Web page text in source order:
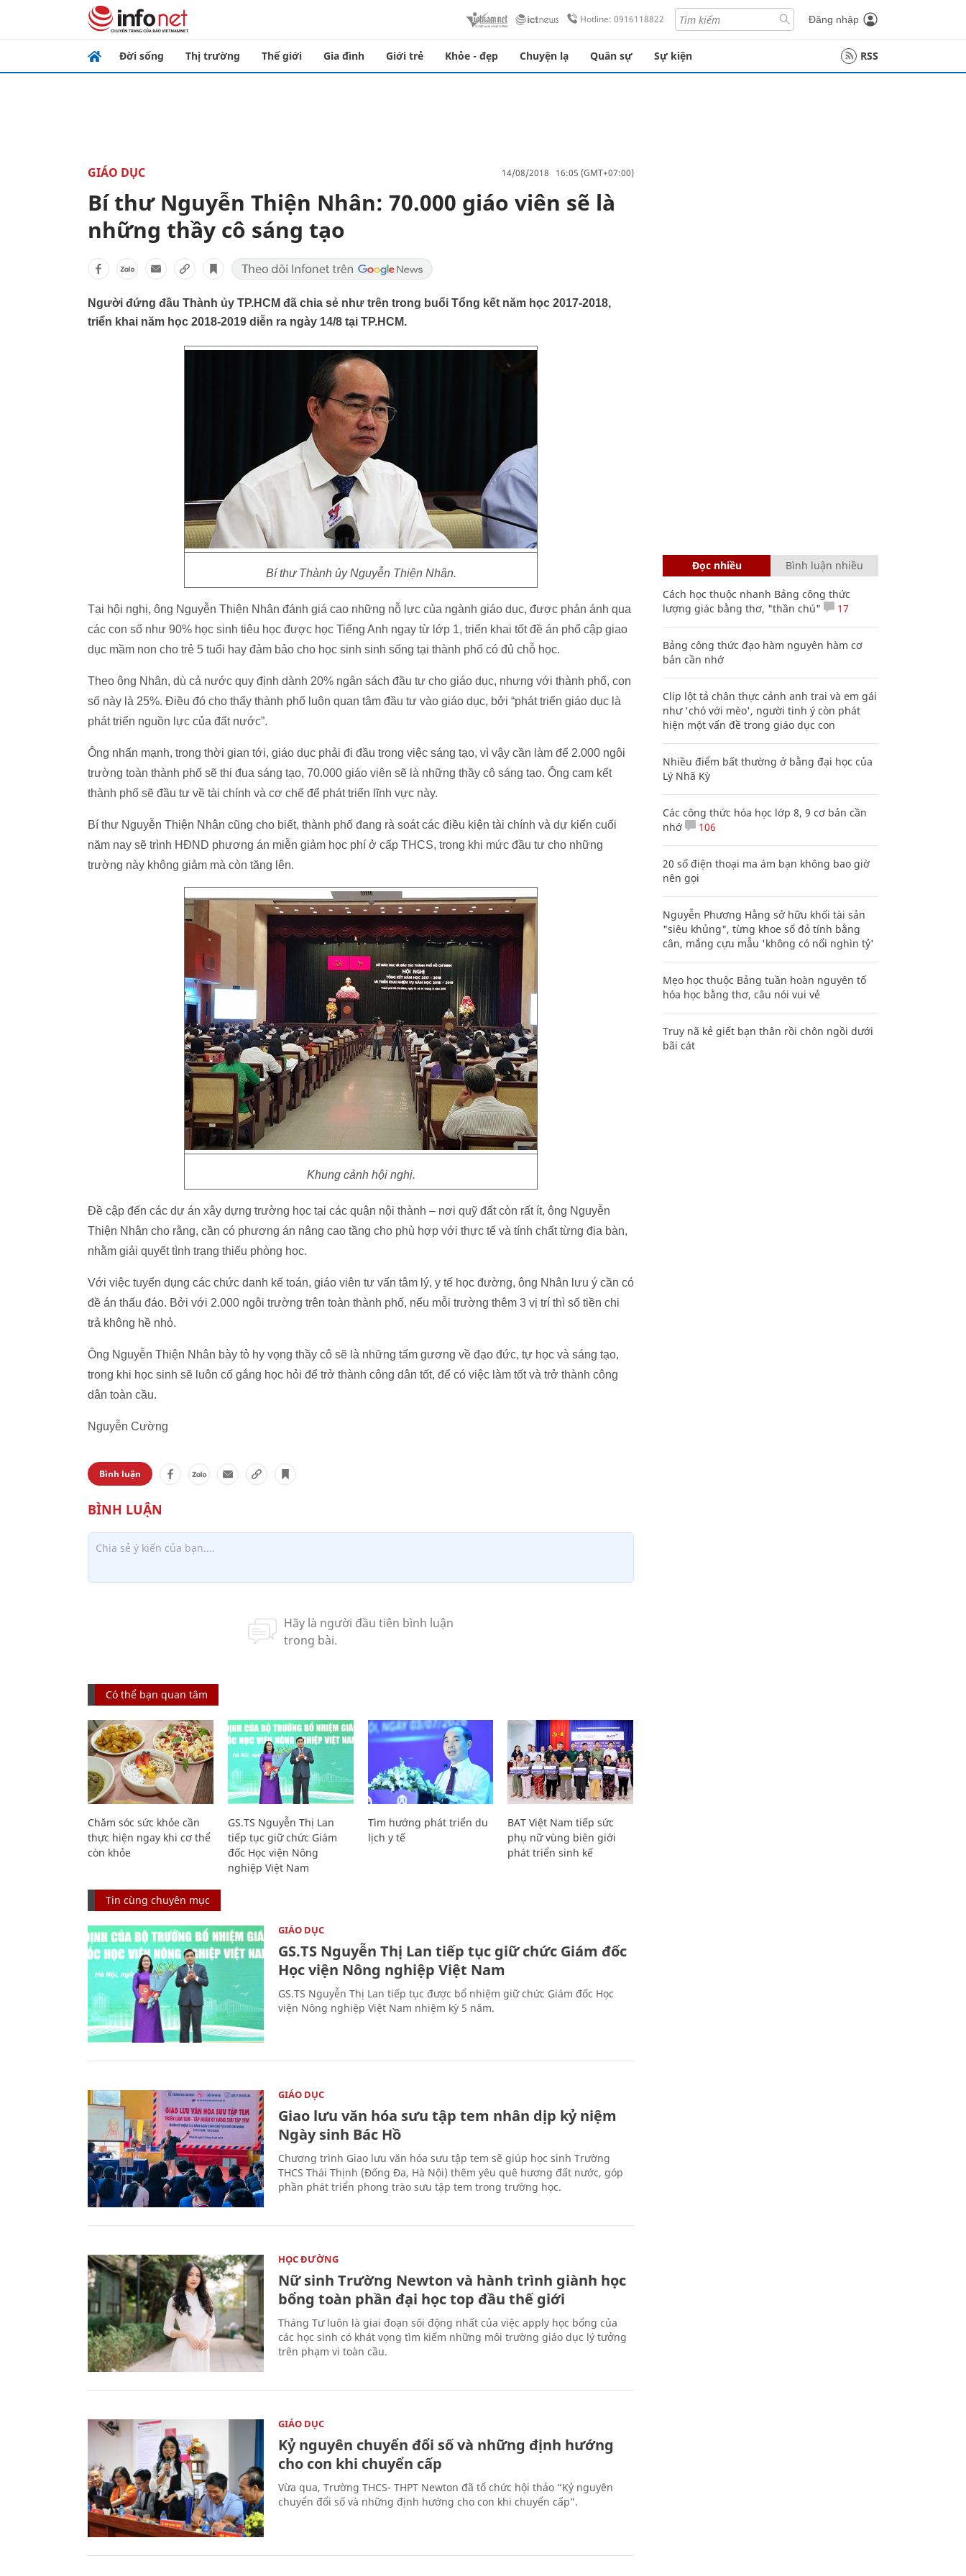
Hotline: 0916118822 Đăng nhập
Đời sống Thị trường Thế giới Gia đình Giới trẻ Khỏe - đẹp Chuyện lạ Quân sự Sự kiện RSS
GIÁO DỤC 14/08/2018 16:05 (GMT+07:00)
Bí thư Nguyễn Thiện Nhân: 70.000 giáo viên sẽ là
những thầy cô sáng tạo
Người đứng đầu Thành ủy TP.HCM đã chia sẻ như trên trong buổi Tổng kết năm học 2017-2018,
triển khai năm học 2018-2019 diễn ra ngày 14/8 tại TP.HCM.
Bí thư Thành ủy Nguyễn Thiện Nhân.
Tại hội nghị, ông Nguyễn Thiện Nhân đánh giá cao những nỗ lực của ngành giáo dục, được phản ánh qua
các con số như 90% học sinh tiêu học được học Tiếng Anh ngay từ lớp 1, triển khai tốt đề án phổ cập giao
dục mầm non cho trẻ 5 tuổi hay đảm bảo cho học sinh sinh sống tại thành phố có đủ chỗ học.
Theo ông Nhân, dù cả nước quy định dành 20% ngân sách đầu tư cho giáo dục, nhưng với thành phố, con
số này là 25%. Điều đó cho thấy thành phố luôn quan tâm đầu tư vào giáo dục, bởi “phát triển giáo dục là
phát triển nguồn lực của đất nước”.
Ông nhấn mạnh, trong thời gian tới, giáo dục phải đi đầu trong việc sáng tạo, vì vậy cần làm để 2.000 ngôi
trường toàn thành phố sẽ thi đua sáng tạo, 70.000 giáo viên sẽ là những thầy cô sáng tạo. Ông cam kết
thành phố sẽ đầu tư về tài chính và cơ chế để phát triển lĩnh vực này.
Bí thư Nguyễn Thiện Nhân cũng cho biết, thành phố đang rà soát các điều kiện tài chính và dự kiến cuối
năm nay sẽ trình HĐND phương án miễn giảm học phí ở cấp THCS, trong khi mức đầu tư cho những
trường này không giảm mà còn tăng lên.
Khung cảnh hội nghị.
Đề cập đến các dự án xây dựng trường học tại các quận nội thành – nơi quỹ đất còn rất ít, ông Nguyễn
Thiện Nhân cho rằng, cần có phương án nâng cao tầng cho phù hợp với thực tế và tính chất từng địa bàn,
nhằm giải quyết tình trạng thiếu phòng học.
Với việc tuyển dụng các chức danh kế toán, giáo viên tư vấn tâm lý, y tế học đường, ông Nhân lưu ý cần có
đề án thấu đáo. Bởi với 2.000 ngôi trường trên toàn thành phố, nếu mỗi trường thêm 3 vị trí thì số tiền chi
trả không hề nhỏ.
Ông Nguyễn Thiện Nhân bày tỏ hy vọng thầy cô sẽ là những tấm gương về đạo đức, tự học và sáng tạo,
trong khi học sinh sẽ luôn cố gắng học hỏi để trở thành công dân tốt, để có việc làm tốt và trở thành công
dân toàn cầu.
Nguyễn Cường
Bình luận
Có thể bạn quan tâm
Chăm sóc sức khỏe cần
thực hiện ngay khi cơ thể
còn khỏe
GS.TS Nguyễn Thị Lan
tiếp tục giữ chức Giám
đốc Học viện Nông
nghiệp Việt Nam
Tìm hướng phát triển du
lịch y tế
BAT Việt Nam tiếp sức
phụ nữ vùng biên giới
phát triển sinh kế
Tin cùng chuyên mục
GIÁO DỤC
GS.TS Nguyễn Thị Lan tiếp tục giữ chức Giám đốc
Học viện Nông nghiệp Việt Nam
GS.TS Nguyễn Thị Lan tiếp tục được bổ nhiệm giữ chức Giám đốc Học
viện Nông nghiệp Việt Nam nhiệm kỳ 5 năm.
GIÁO DỤC
Giao lưu văn hóa sưu tập tem nhân dịp kỷ niệm
Ngày sinh Bác Hồ
Chương trình Giao lưu văn hóa sưu tập tem sẽ giúp học sinh Trường
THCS Thái Thịnh (Đống Đa, Hà Nội) thêm yêu quê hương đất nước, góp
phần phát triển phong trào sưu tập tem trong trường học.
HỌC ĐƯỜNG
Nữ sinh Trường Newton và hành trình giành học
bổng toàn phần đại học top đầu thế giới
Tháng Tư luôn là giai đoạn sôi động nhất của việc apply học bổng của
các học sinh có khát vọng tìm kiếm những môi trường giáo dục lý tưởng
trên phạm vi toàn cầu.
GIÁO DỤC
Kỷ nguyên chuyển đổi số và những định hướng
cho con khi chuyển cấp
Vừa qua, Trường THCS- THPT Newton đã tổ chức hội thảo “Kỷ nguyên
chuyển đổi số và những định hướng cho con khi chuyển cấp”.
Đọc nhiều Bình luận nhiều
Cách học thuộc nhanh Bảng công thức
lượng giác bằng thơ, "thần chú"
17
Bảng công thức đạo hàm nguyên hàm cơ
bản cần nhớ
Clip lột tả chân thực cảnh anh trai và em gái
như 'chó với mèo', người tinh ý còn phát
hiện một vấn đề trong giáo dục con
Nhiều điểm bất thường ở bằng đại học của
Lý Nhã Kỳ
Các công thức hóa học lớp 8, 9 cơ bản cần
nhớ
106
20 số điện thoại ma ám bạn không bao giờ
nên gọi
Nguyễn Phương Hằng sở hữu khối tài sản
"siêu khủng", từng khoe sổ đỏ tính bằng
cân, mắng cựu mẫu 'không có nổi nghìn tỷ'
Mẹo học thuộc Bảng tuần hoàn nguyên tố
hóa học bằng thơ, câu nói vui vẻ
Truy nã kẻ giết bạn thân rồi chôn ngồi dưới
bãi cát